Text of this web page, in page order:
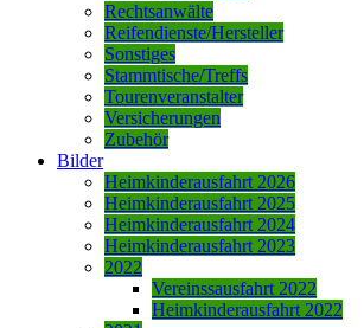
Rechtsanwälte
Reifendienste/Hersteller
Sonstiges
Stammtische/Treffs
Tourenveranstalter
Versicherungen
Zubehör
Bilder
Heimkinderausfahrt 2026
Heimkinderausfahrt 2025
Heimkinderausfahrt 2024
Heimkinderausfahrt 2023
2022
Vereinssausfahrt 2022
Heimkinderausfahrt 2022